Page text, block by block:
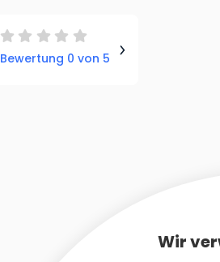
Bewertung 0 von 5
Wir